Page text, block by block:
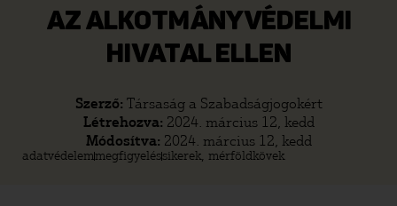
AZ ALKOTMÁNYVÉDELMI
HIVATAL ELLEN
Szerző: Társaság a Szabadságjogokért
Létrehozva: 2024. március 12, kedd
Módosítva: 2024. március 12, kedd
adatvédelemmegfigyeléssikerek, mérföldkövek